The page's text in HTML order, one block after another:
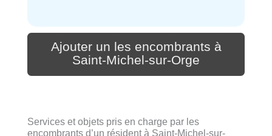
Ajouter un les encombrants à
Saint-Michel-sur-Orge
Services et objets pris en charge par les
encombrants d’un résident à Saint-Michel-sur-